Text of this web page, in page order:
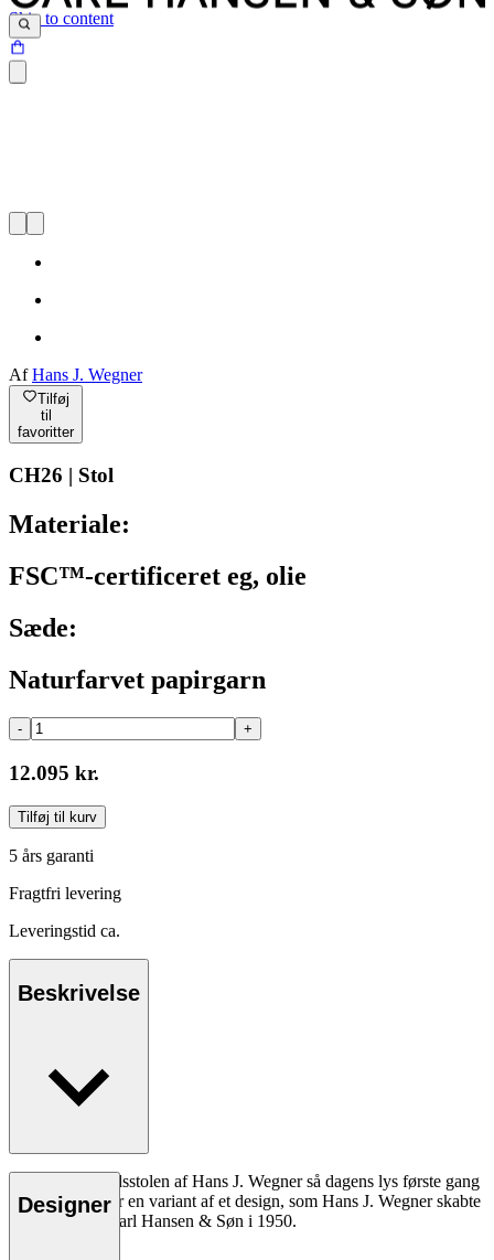
Skip to content
AfHans J. Wegner
Tilføj
til
favoritter
CH26 | Stol
Materiale:
FSC™-certificeret eg, olie
Sæde:
Naturfarvet papirgarn
- +
12.095 kr.
Tilføj til kurv
5 års garanti
Fragtfri levering
Leveringstid ca.
Beskrivelse
CH26 spisebordsstolen af Hans J. Wegner så dagens lys første gang
i 2016. Stolen er en variant af et design, som Hans J. Wegner skabte
eksklusivt for Carl Hansen & Søn i 1950.
Designer